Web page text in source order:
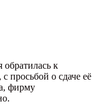
к
просьбой о сдаче её
фирму